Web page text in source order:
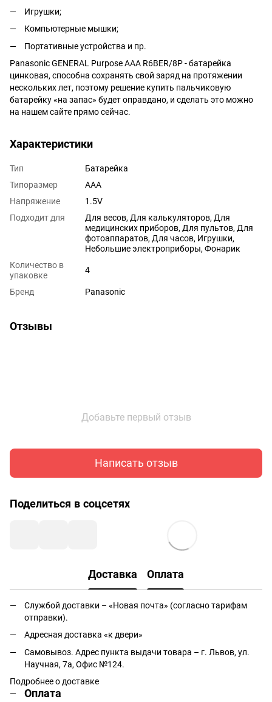
Игрушки;
Компьютерные мышки;
Портативные устройства и пр.
Panasonic GENERAL Purpose AAA R6BER/8P - батарейка
цинковая, способна сохранять свой заряд на протяжении
нескольких лет, поэтому решение купить пальчиковую
батарейку «на запас» будет оправдано, и сделать это можно
на нашем сайте прямо сейчас.
Характеристики
Тип
Батарейка
Типоразмер
AAA
Напряжение
1.5V
Подходит для
Для весов, Для калькуляторов, Для
медицинских приборов, Для пультов, Для
фотоаппаратов, Для часов, Игрушки,
Небольшие электроприборы, Фонарик
Количество в
упаковке
4
Бренд Panasonic
Отзывы
Добавьте первый отзыв
Написать отзыв
Поделиться в соцсетях
Доставка Оплата
Службой доставки – «Новая почта» (согласно тарифам
отправки).
Адресная доставка «к двери»
Самовывоз. Адрес пункта выдачи товара – г. Львов, ул.
Научная, 7а, Офис №124.
Подробнее о доставке
Оплата